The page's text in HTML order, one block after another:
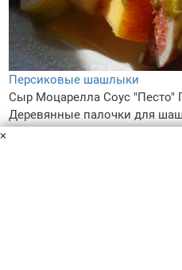
Персиковые шашлыки
Сыр Моцарелла Соус "Песто"
Деревянные палочки для
×